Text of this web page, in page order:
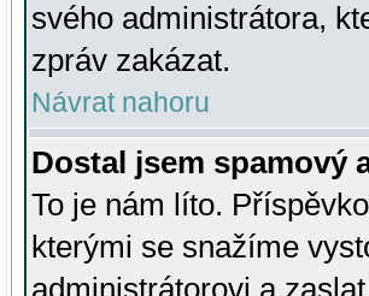
svého administrátora,
zpráv zakázat.
Návrat nahoru
Dostal jsem spamový
To je nám líto.
kterými se snažíme
administrátorovi a